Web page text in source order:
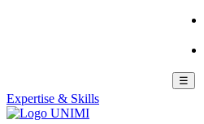
☰
Expertise & Skills